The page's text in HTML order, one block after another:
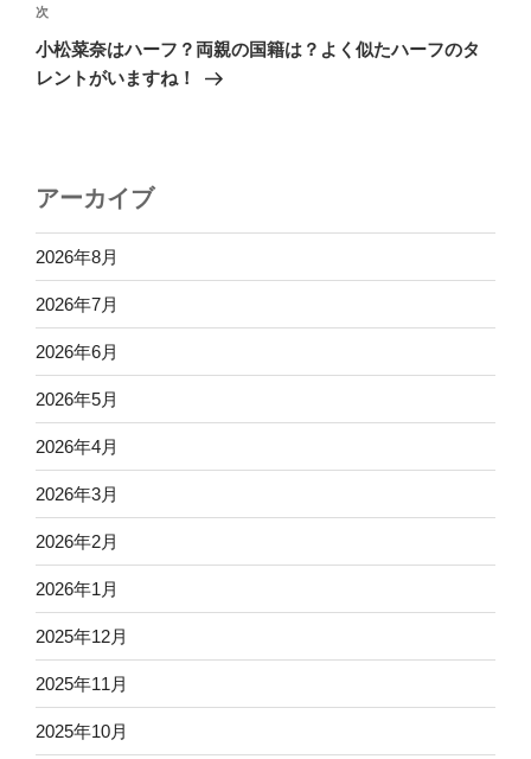
ゲ
ー
シ
次
の
投
次
小松菜奈はハーフ？両親の国籍は？よく似たハーフのタ
レントがいますね！
アーカイブ
2026年8月
2026年7月
2026年6月
2026年5月
2026年4月
2026年3月
2026年2月
2026年1月
2025年12月
2025年11月
2025年10月